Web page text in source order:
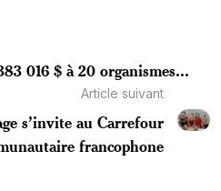
016 $ à 20 organismes...
Article suivant
s’invite au Carrefour
francophone